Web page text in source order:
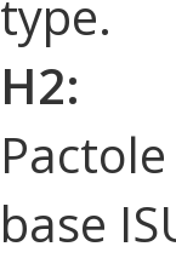
type.
H2:
base